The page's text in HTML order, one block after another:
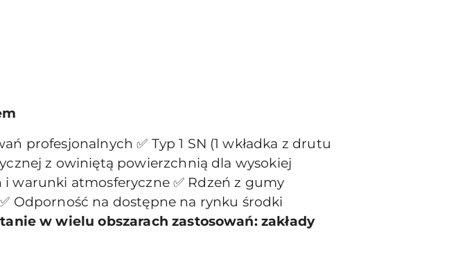
profesjonalnych ✅ Typ 1 SN (1 wkładka z drutu
z owiniętą powierzchnią dla wysokiej
i warunki atmosferyczne ✅ Rdzeń z gumy
Odporność na dostępne na rynku środki
w wielu obszarach zastosowań: zakłady